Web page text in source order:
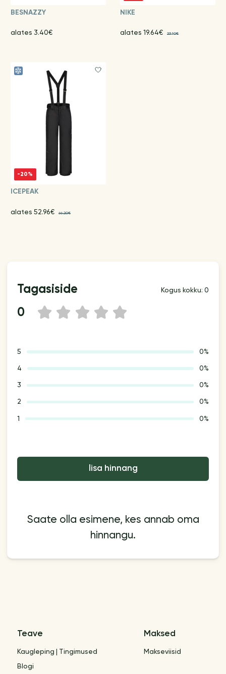
BESNAZZY
alates 3.40€
NIKE
alates 19.64€ 23.10€
-20%
ICEPEAK
alates 52.96€ 66.20€
Tagasiside Kogus kokku: 0
0 5
4
3
2
1
5 0%
4 0%
3 0%
2 0%
1 0%
lisa hinnang
Saate olla esimene, kes annab oma
hinnangu.
Teave
Kaugleping | Tingimused
Blogi
Maksed
Makseviisid